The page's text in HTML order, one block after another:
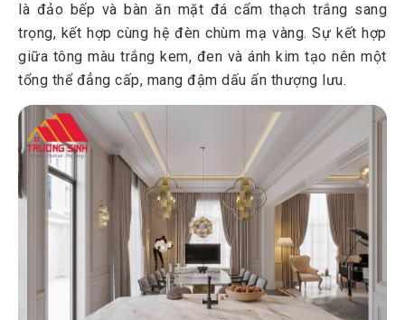
là đảo bếp và bàn ăn mặt đá cẩm thạch trắng sang
trọng, kết hợp cùng hệ đèn chùm mạ vàng. Sự kết hợp
giữa tông màu trắng kem, đen và ánh kim tạo nên một
tổng thể đẳng cấp, mang đậm dấu ấn thượng lưu.